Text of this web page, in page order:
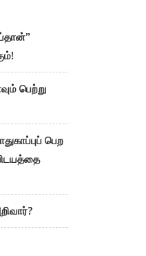
பெற்று
பெற